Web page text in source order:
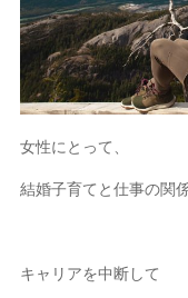
女性にとって、
結婚子育てと仕事の関
キャリアを中断して